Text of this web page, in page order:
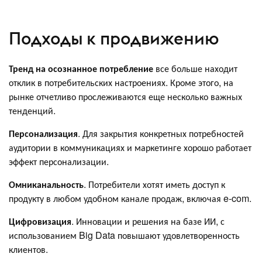
Подходы к продвижению
Тренд на осознанное потребление все больше находит
отклик в потребительских настроениях. Кроме этого, на
рынке отчетливо прослеживаются еще несколько важных
тенденций.
Персонализация. Для закрытия конкретных потребностей
аудитории в коммуникациях и маркетинге хорошо работает
эффект персонализации.
Омниканальность. Потребители хотят иметь доступ к
продукту в любом удобном канале продаж, включая e-com.
Цифровизация. Инновации и решения на базе ИИ, с
использованием Big Data повышают удовлетворенность
клиентов.